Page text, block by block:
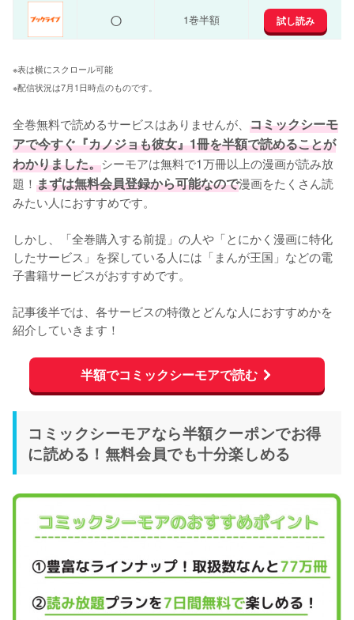
○ 1巻半額 試し読み
※表は横にスクロール可能
※配信状況は7月1日時点のものです。
全巻無料で読めるサービスはありませんが、 コミックシーモ
アで今すぐ『カノジョも彼女』1冊を半額で読めることが
わかりました。シーモアは無料で1万冊以上の漫画が読み放
題！ まずは無料会員登録から可能なので漫画をたくさん読
みたい人におすすめです。
しかし、「全巻購入する前提」の人や「とにかく漫画に特化
したサービス」を探している人には「まんが王国」などの電
子書籍サービスがおすすめです。
記事後半では、各サービスの特徴とどんな人におすすめかを
紹介していきます！
半額でコミックシーモアで読む
コミックシーモアなら半額クーポンでお得
に読める！無料会員でも十分楽しめる